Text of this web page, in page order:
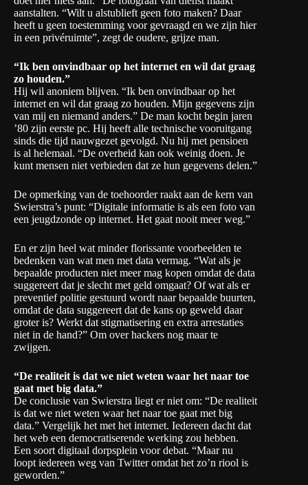
aanstalten. “Wilt u alstublieft geen foto maken? Daar
heeft u geen toestemming voor gevraagd en we zijn hier
in een privéruimte”, zegt de oudere, grijze man.
“Ik ben onvindbaar op het internet en wil dat graag
zo houden.”
Hij wil anoniem blijven. “Ik ben onvindbaar op het
internet en wil dat graag zo houden. Mijn gegevens zijn
van mij en niemand anders.” De man kocht begin jaren
’80 zijn eerste pc. Hij heeft alle technische vooruitgang
sinds die tijd nauwgezet gevolgd. Nu hij met pensioen
is al helemaal. “De overheid kan ook weinig doen. Je
kunt mensen niet verbieden dat ze hun gegevens delen.”
De opmerking van de toehoorder raakt aan de kern van
Swierstra’s punt: “Digitale informatie is als een foto van
een jeugdzonde op internet. Het gaat nooit meer weg.”
En er zijn heel wat minder florissante voorbeelden te
bedenken van wat men met data vermag. “Wat als je
bepaalde producten niet meer mag kopen omdat de data
suggereert dat je slecht met geld omgaat? Of wat als er
preventief politie gestuurd wordt naar bepaalde buurten,
omdat de data suggereert dat de kans op geweld daar
groter is? Werkt dat stigmatisering en extra arrestaties
niet in de hand?” Om over hackers nog maar te
zwijgen.
“De realiteit is dat we niet weten waar het naar toe
gaat met big data.”
De conclusie van Swierstra liegt er niet om: “De realiteit
is dat we niet weten waar het naar toe gaat met big
data.” Vergelijk het met het internet. Iedereen dacht dat
het web een democratiserende werking zou hebben.
Een soort digitaal dorpsplein voor debat. “Maar nu
loopt iedereen weg van Twitter omdat het zo’n riool is
geworden.”